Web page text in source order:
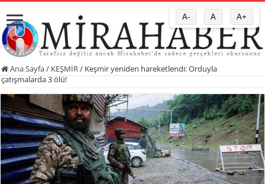
Ana Sayfa/ KEŞMİR / Keşmir yeniden hareketlendi: Orduyla
çatışmalarda 3 ölü!
A- A A+